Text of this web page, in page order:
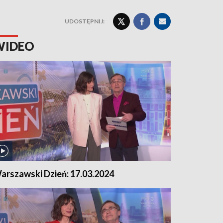
UDOSTĘPNIJ:
Dzień: 17.03.2024